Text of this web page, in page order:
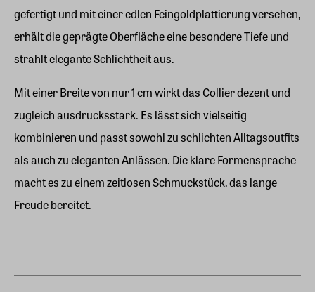
gefertigt und mit einer edlen Feingoldplattierung versehen,
erhält die geprägte Oberfläche eine besondere Tiefe und
strahlt elegante Schlichtheit aus.
Mit einer Breite von nur 1 cm wirkt das Collier dezent und
zugleich ausdrucksstark. Es lässt sich vielseitig
kombinieren und passt sowohl zu schlichten Alltagsoutfits
als auch zu eleganten Anlässen. Die klare Formensprache
macht es zu einem zeitlosen Schmuckstück, das lange
Freude bereitet.